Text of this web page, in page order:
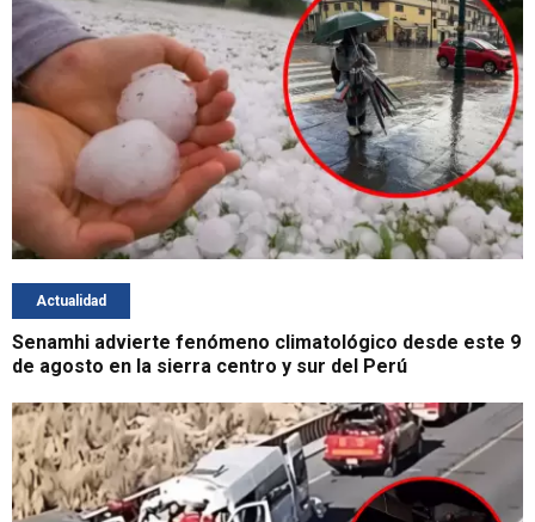
Actualidad
Senamhi advierte fenómeno climatológico desde este 9
de agosto en la sierra centro y sur del Perú